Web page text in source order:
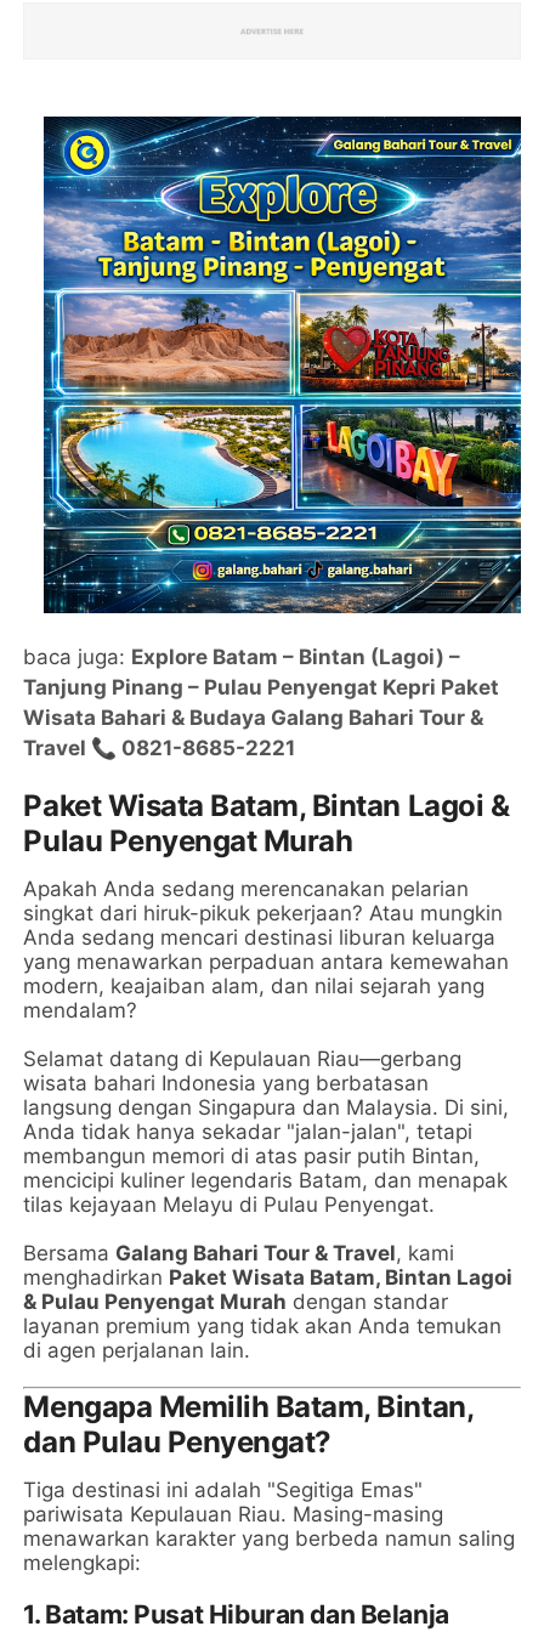
baca juga: Explore Batam – Bintan (Lagoi) –
Tanjung Pinang – Pulau Penyengat Kepri Paket
Wisata Bahari & Budaya Galang Bahari Tour &
Travel 📞 0821-8685-2221
Paket Wisata Batam, Bintan Lagoi &
Pulau Penyengat Murah
Apakah Anda sedang merencanakan pelarian
singkat dari hiruk-pikuk pekerjaan? Atau mungkin
Anda sedang mencari destinasi liburan keluarga
yang menawarkan perpaduan antara kemewahan
modern, keajaiban alam, dan nilai sejarah yang
mendalam?
Selamat datang di Kepulauan Riau—gerbang
wisata bahari Indonesia yang berbatasan
langsung dengan Singapura dan Malaysia. Di sini,
Anda tidak hanya sekadar "jalan-jalan", tetapi
membangun memori di atas pasir putih Bintan,
mencicipi kuliner legendaris Batam, dan menapak
tilas kejayaan Melayu di Pulau Penyengat.
Bersama Galang Bahari Tour & Travel, kami
menghadirkan Paket Wisata Batam, Bintan Lagoi
& Pulau Penyengat Murah dengan standar
layanan premium yang tidak akan Anda temukan
di agen perjalanan lain.
Mengapa Memilih Batam, Bintan,
dan Pulau Penyengat?
Tiga destinasi ini adalah "Segitiga Emas"
pariwisata Kepulauan Riau. Masing-masing
menawarkan karakter yang berbeda namun saling
melengkapi:
1. Batam: Pusat Hiburan dan Belanja